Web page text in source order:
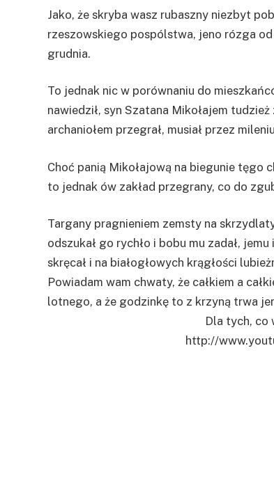
Jako, że skryba wasz rubaszny niezbyt
rzeszowskiego pospólstwa, jeno rózga
grudnia.
To jednak nic w porównaniu do
nawiedził, syn Szatana Mikołajem
archaniołem przegrał, musiał przez
Choć panią Mikołajową na biegunie tęgo
to jednak ów zakład przegrany, co do
Targany pragnieniem zemsty na
odszukał go rychło i bobu mu zadał,
skręcał i na białogłowych krągłości
Powiadam wam chwaty, że całkiem a
lotnego, a że godzinkę to z krzyną trwa
Dla tych, co
http://